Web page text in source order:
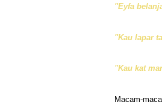
"Eyfa
"Kau lapar
"Kau kat
Macam-